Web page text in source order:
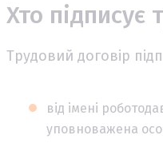
Хто підписує
Трудовий договір
від імені
уповноважена